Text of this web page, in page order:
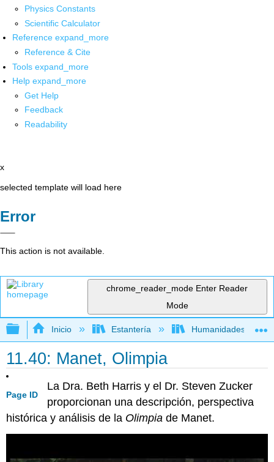
Physics Constants
Scientific Calculator
Reference expand_more
Reference & Cite
Tools expand_more
Help expand_more
Get Help
Feedback
Readability
x
selected template will load here
Error
This action is not available.
chrome_reader_mode Enter Reader
Mode
Expandir/contraer jerarquía global
Inicio Estantería Humanidades
11.40: Manet, Olimpia
Page ID
La Dra. Beth Harris y el Dr. Steven Zucker
proporcionan una descripción, perspectiva
histórica y análisis de la Olimpia de Manet.